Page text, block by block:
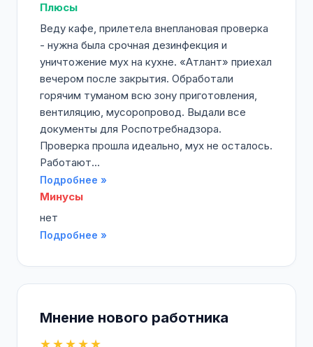
Плюсы
Веду кафе, прилетела внеплановая проверка
- нужна была срочная дезинфекция и
уничтожение мух на кухне. «Атлант» приехал
вечером после закрытия. Обработали
горячим туманом всю зону приготовления,
вентиляцию, мусоропровод. Выдали все
документы для Роспотребнадзора.
Проверка прошла идеально, мух не осталось.
Работают...
Подробнее »
Минусы
нет
Подробнее »
Мнение нового работника
★★★★★